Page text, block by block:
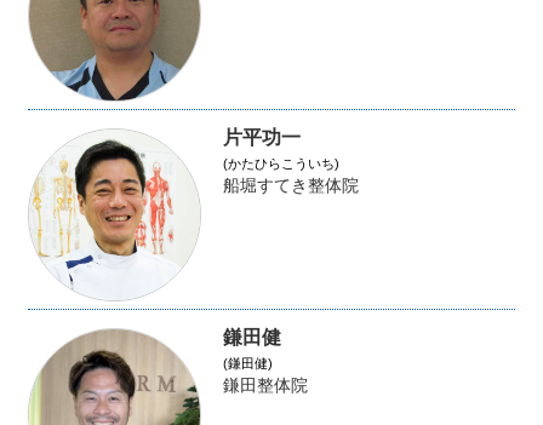
片平功一
(かたひらこういち)
船堀すてき整体院
鎌田健
(鎌田健)
鎌田整体院